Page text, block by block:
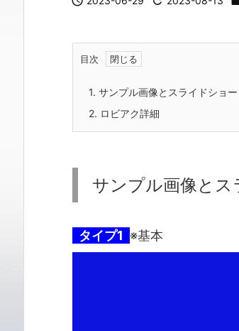
目次
1. サンプル画像とスライドショー
2. ロビアク詳細
サンプル画像とス
タイプ1 ※基本